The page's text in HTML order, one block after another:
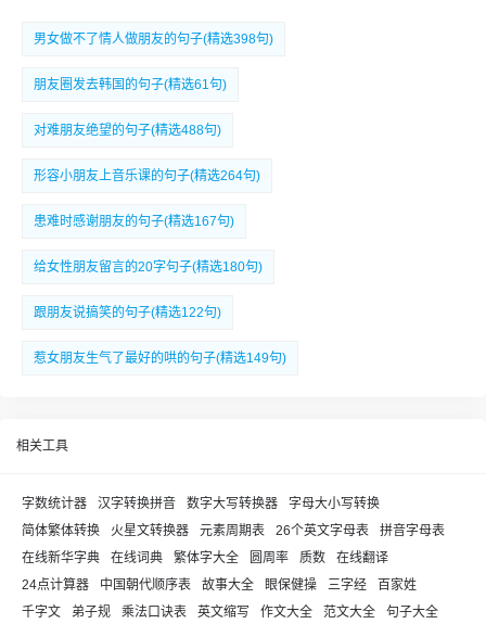
男女做不了情人做朋友的句子(精选398句)
朋友圈发去韩国的句子(精选61句)
对难朋友绝望的句子(精选488句)
形容小朋友上音乐课的句子(精选264句)
患难时感谢朋友的句子(精选167句)
给女性朋友留言的20字句子(精选180句)
跟朋友说搞笑的句子(精选122句)
惹女朋友生气了最好的哄的句子(精选149句)
相关工具
字数统计器 汉字转换拼音 数字大写转换器
字母大小写转换
简体繁体转换
火星文转换器 元素周期表 26个英文字母表
拼音字母表
在线新华字典
在线词典 繁体字大全 圆周率 质数
在线翻译
24点计算器
中国朝代顺序表 故事大全 眼保健操 三字经
百家姓
千字文
弟子规 乘法口诀表 英文缩写 作文大全 范文大全 句子大全